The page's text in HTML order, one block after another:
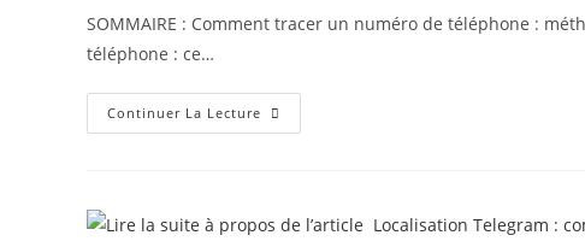
SOMMAIRE : Comment tracer un numéro de téléphone :
téléphone : ce…
Continuer La Lecture